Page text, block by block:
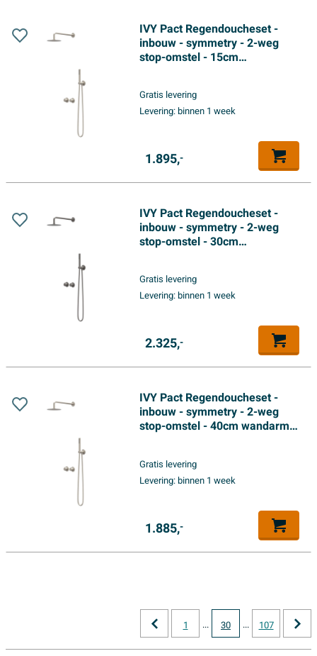
IVY Pact Regendoucheset -
inbouw - symmetry - 2-weg
stop-omstel - 15cm
uitlaat - 150cm doucheslang -
3-standen handdouche -
Gratis levering
Levering:binnen 1 week
1.895,-
IVY Pact Regendoucheset -
inbouw - symmetry - 2-weg
stop-omstel - 30cm
uitlaat - 150cm doucheslang -
satin spray handdouche -
Gratis levering
Levering:binnen 1 week
2.325,-
IVY Pact Regendoucheset -
inbouw - symmetry - 2-weg
stop-omstel - 40cm wandarm -
doucheslang - staafmodel
handdouche - Geborsteld
Gratis levering
Levering:binnen 1 week
1.885,-
1 ... 30 ... 107